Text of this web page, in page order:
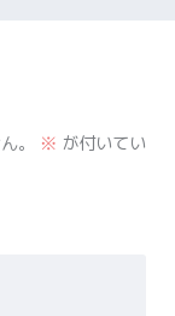
。 ※ が付いてい